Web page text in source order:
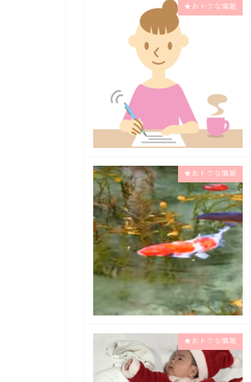
★おトクな情報
★おトクな情報
★おトクな情報